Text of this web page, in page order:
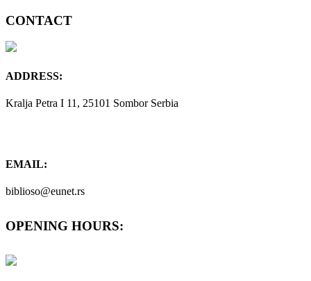
CONTACT
ADDRESS:
Kralja Petra I 11, 25101 Sombor Serbia
EMAIL:
biblioso@eunet.rs
OPENING HOURS: